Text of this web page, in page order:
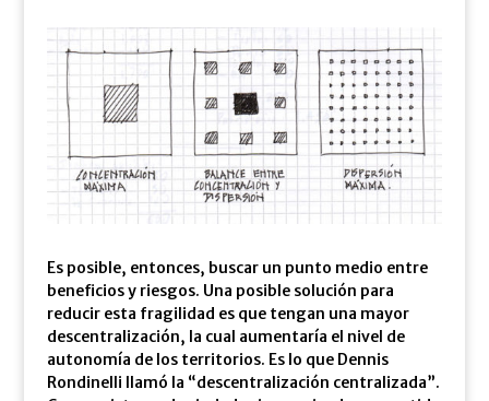
Es posible, entonces, buscar un punto medio entre
beneficios y riesgos. Una posible solución para
reducir esta fragilidad es que tengan una mayor
descentralización, la cual aumentaría el nivel de
autonomía de los territorios. Es lo que Dennis
Rondinelli llamó la “descentralización centralizada”.